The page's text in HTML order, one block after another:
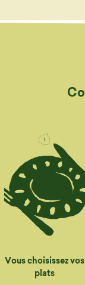
Vous choisissez vos
plats